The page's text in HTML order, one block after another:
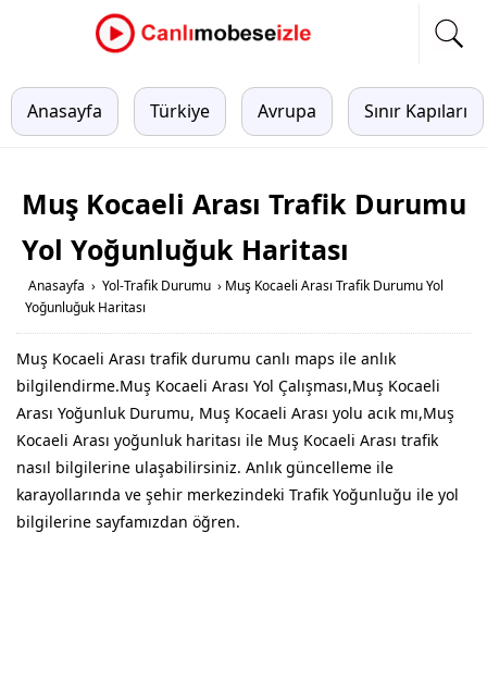
Anasayfa Türkiye Avrupa Sınır Kapıları
Muş Kocaeli Arası Trafik Durumu
Yol Yoğunluğuk Haritası
Anasayfa › Yol-Trafik Durumu › Muş Kocaeli Arası Trafik Durumu Yol
Yoğunluğuk Haritası
Muş Kocaeli Arası trafik durumu canlı maps ile anlık
bilgilendirme.Muş Kocaeli Arası Yol Çalışması,Muş Kocaeli
Arası Yoğunluk Durumu, Muş Kocaeli Arası yolu acık mı,Muş
Kocaeli Arası yoğunluk haritası ile Muş Kocaeli Arası trafik
nasıl bilgilerine ulaşabilirsiniz. Anlık güncelleme ile
karayollarında ve şehir merkezindeki Trafik Yoğunluğu ile yol
bilgilerine sayfamızdan öğren.